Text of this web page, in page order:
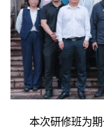
本次研修班为